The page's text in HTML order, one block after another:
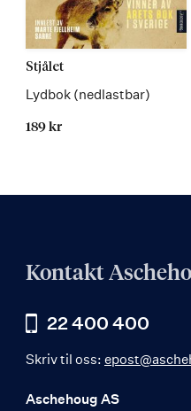
Stjålet
Lydbok (nedlastbar)
189 kr
Les
mer
Kontakt
22 400 400
Skriv til oss:
Aschehoug AS